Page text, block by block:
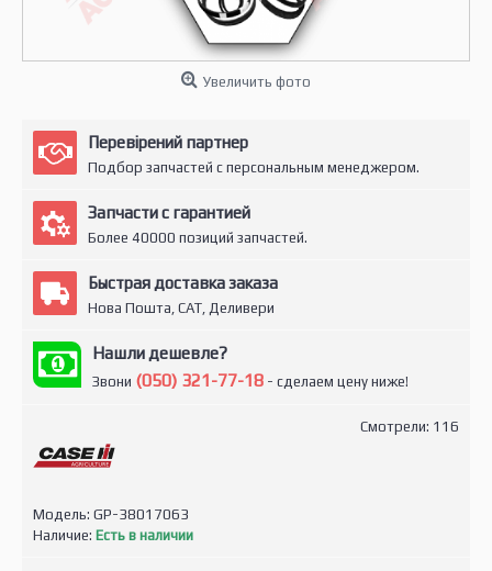
Увеличить фото
Перевірений партнер
Подбор запчастей с персональным менеджером.
Запчасти с гарантией
Более 40000 позиций запчастей.
Быстрая доставка заказа
Нова Пошта, САТ, Деливери
Нашли дешевле?
Звони (050) 321-77-18 - сделаем цену ниже!
Смотрели: 116
Модель: GP-38017063
Наличие: Есть в наличии